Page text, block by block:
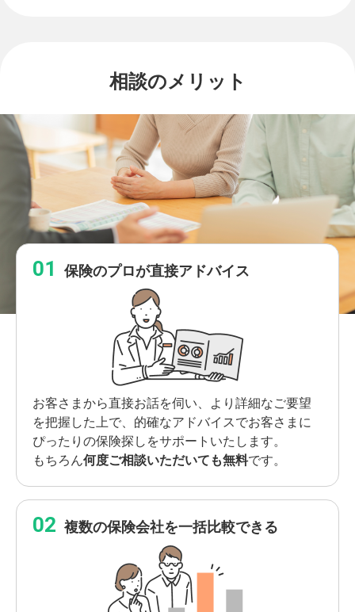
相談のメリット
保険のプロが直接アドバイス
お客さまから直接お話を伺い、より詳細なご要望
を把握した上で、的確なアドバイスでお客さまに
ぴったりの保険探しをサポートいたします。
もちろん何度ご相談いただいても無料です。
複数の保険会社を一括比較できる